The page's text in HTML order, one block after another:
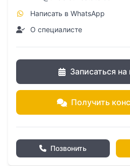
Написать в WhatsApp
О специалисте
Записаться
Получить
Позвонить